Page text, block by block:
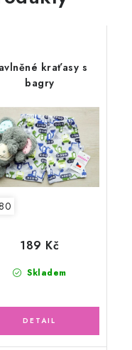
kraťasy s
bagry
Skladem
189 Kč